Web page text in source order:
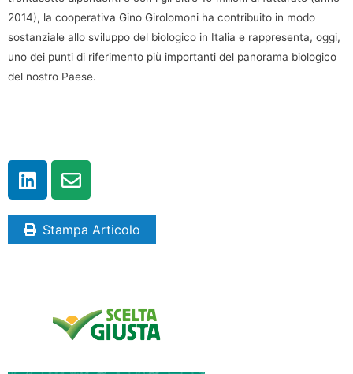
2014), la cooperativa Gino Girolomoni ha contribuito in modo
sostanziale allo sviluppo del biologico in Italia e rappresenta, oggi,
uno dei punti di riferimento più importanti del panorama biologico
del nostro Paese.
Stampa Articolo